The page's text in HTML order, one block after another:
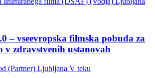
– vseevropska filmska pobuda za
v zdravstvenih ustanovah
(Partner) Ljubljana V teku